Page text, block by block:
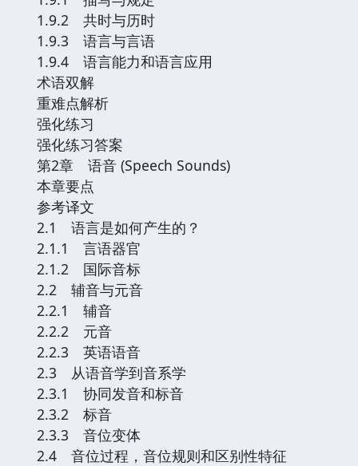
1.9.2 共时与历时
1.9.3 语言与言语
1.9.4 语言能力和语言应用
术语双解
重难点解析
强化练习
强化练习答案
第2章 语音 (Speech Sounds)
本章要点
参考译文
2.1 语言是如何产生的？
2.1.1 言语器官
2.1.2 国际音标
2.2 辅音与元音
2.2.1 辅音
2.2.2 元音
2.2.3 英语语音
2.3 从语音学到音系学
2.3.1 协同发音和标音
2.3.2 标音
2.3.3 音位变体
2.4 音位过程，音位规则和区别性特征